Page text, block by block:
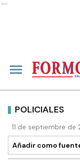
Ads
POLICIALES
11 de septiembre
Añadir como